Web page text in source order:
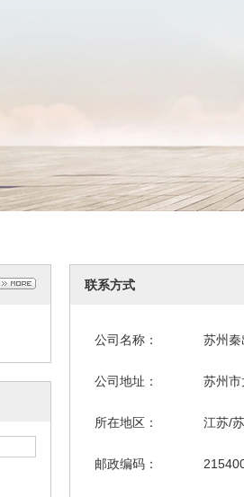
联系方式
公司名称： 苏州
公司地址： 苏州
所在地区： 江苏/
邮政编码：